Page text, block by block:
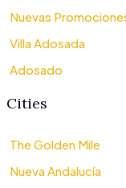
Nuevas
Villa Adosada
Adosado
Cities
The Golden Mile
Nueva Andalucía